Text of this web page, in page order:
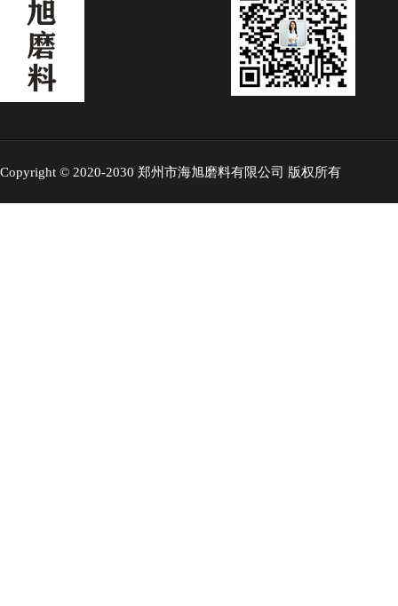
Copyright © 2020-2030 郑州市海旭磨料有限公司 版权所有